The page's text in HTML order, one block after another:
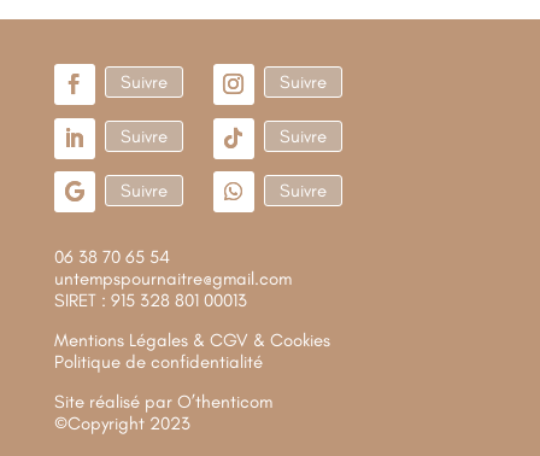
Suivre Suivre
Suivre Suivre
Suivre Suivre
06 38 70 65 54
untempspournaitre@gmail.com
SIRET : 915 328 801 00013
Mentions Légales & CGV & Cookies
Politique de confidentialité
Site réalisé par O’thenticom
©Copyright 2023